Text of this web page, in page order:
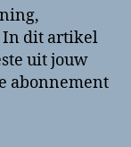
In dit artikel
uit jouw
abonnement